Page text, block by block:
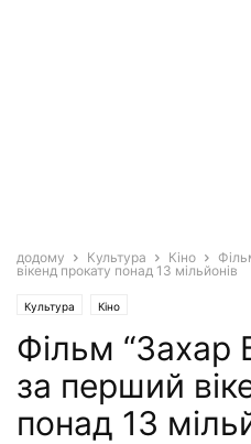
додому Культура Кіно
вікенд прокату понад 13 мільйонів
Культура Кіно
Фільм “Захар
за перший
понад 13